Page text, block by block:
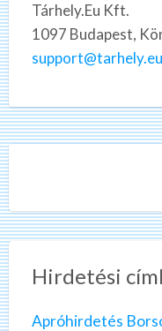
Tárhely.Eu Kft.
1097 Budapest,
support@tarhely.eu
Hirdetési
Apróhirdetés